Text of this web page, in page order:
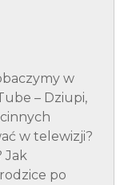
w
– Dziupi,
w telewizji?
Jak
po